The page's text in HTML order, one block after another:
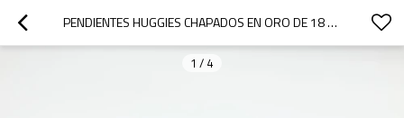
PENDIENTES HUGGIES CHAPADOS EN ORO DE 18 K RELIGIOSOS OJO MALIGNO Y MANO DE FÁTIMA DEVOTOS CREYENTES JOYERÍA DE ALTA CALIDAD
1 / 4